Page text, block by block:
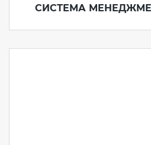
СИСТЕМА